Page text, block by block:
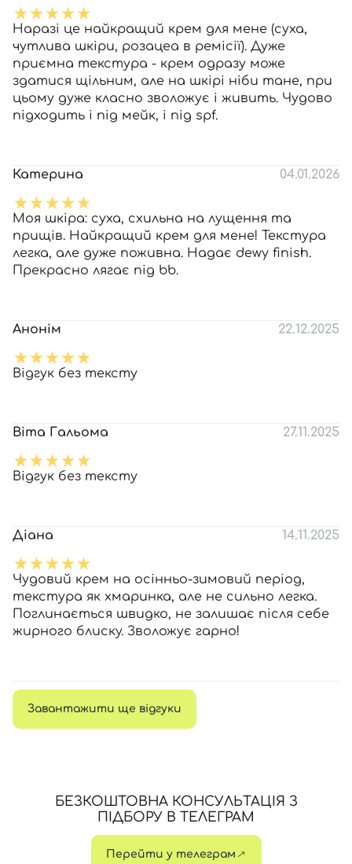
Наразі це найкращий крем для мене (суха,
чутлива шкіри, розацеа в ремісії). Дуже
приємна текстура - крем одразу може
здатися щільним, але на шкірі ніби тане, при
цьому дуже класно зволожує і живить. Чудово
підходить і під мейк, і під spf.
Катерина 04.01.2026
Моя шкіра: суха, схильна на лущення та
прищів. Найкращий крем для мене! Текстура
легка, але дуже поживна. Надає dewy finish.
Прекрасно лягає під bb.
Анонім 22.12.2025
Відгук без тексту
Віта Гальома 27.11.2025
Відгук без тексту
Діана 14.11.2025
Чудовий крем на осінньо-зимовий період,
текстура як хмаринка, але не сильно легка.
Поглинається швидко, не залишає після себе
жирного блиску. Зволожує гарно!
Завантажити ще відгуки
БЕЗКОШТОВНА КОНСУЛЬТАЦІЯ З
ПІДБОРУ В ТЕЛЕГРАМ
Перейти у телеграм